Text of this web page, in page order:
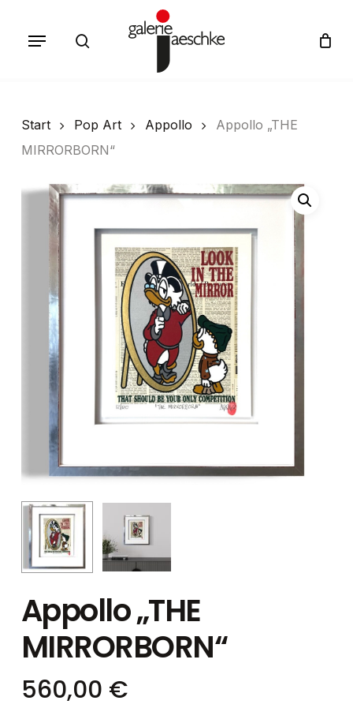
search
Menu Cart Close
Start Pop Art Appollo
Appollo „THE
MIRRORBORN“
Appollo „THE
MIRRORBORN“
560,00 €